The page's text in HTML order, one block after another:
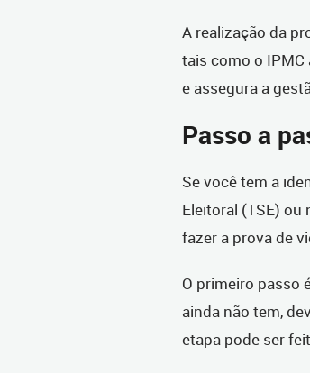
A realização da
tais como o
e assegura a
Passo a
Se você tem a
Eleitoral (TSE) ou
fazer a prova de
O primeiro passo
ainda não tem,
etapa pode ser